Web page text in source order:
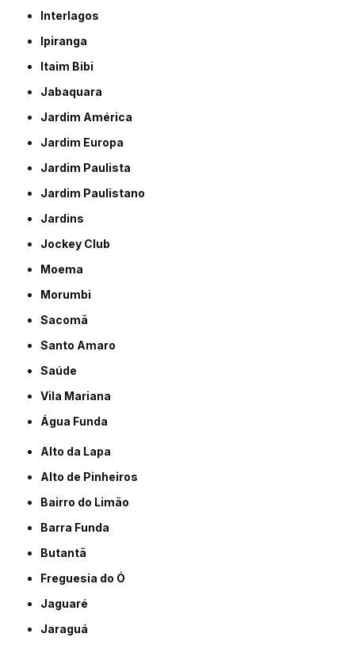
Interlagos
Ipiranga
Itaim Bibi
Jabaquara
Jardim América
Jardim Europa
Jardim Paulista
Jardim Paulistano
Jardins
Jockey Club
Moema
Morumbi
Sacomã
Santo Amaro
Saúde
Vila Mariana
Água Funda
Alto da Lapa
Alto de Pinheiros
Bairro do Limão
Barra Funda
Butantã
Freguesia do Ó
Jaguaré
Jaraguá